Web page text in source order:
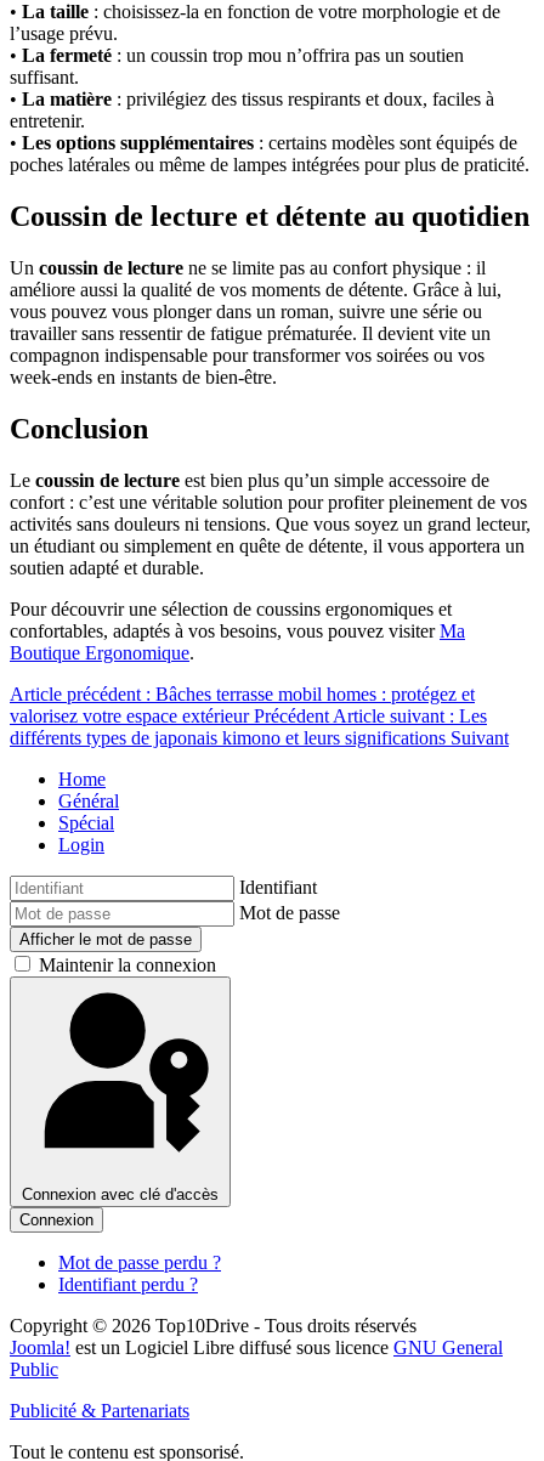
• La taille : choisissez-la en fonction de votre morphologie et de
l’usage prévu.
• La fermeté : un coussin trop mou n’offrira pas un soutien
suffisant.
• La matière : privilégiez des tissus respirants et doux, faciles à
entretenir.
• Les options supplémentaires : certains modèles sont équipés de
poches latérales ou même de lampes intégrées pour plus de praticité.
Coussin de lecture et détente au quotidien
Un coussin de lecture ne se limite pas au confort physique : il
améliore aussi la qualité de vos moments de détente. Grâce à lui,
vous pouvez vous plonger dans un roman, suivre une série ou
travailler sans ressentir de fatigue prématurée. Il devient vite un
compagnon indispensable pour transformer vos soirées ou vos
week-ends en instants de bien-être.
Conclusion
Le coussin de lecture est bien plus qu’un simple accessoire de
confort : c’est une véritable solution pour profiter pleinement de vos
activités sans douleurs ni tensions. Que vous soyez un grand lecteur,
un étudiant ou simplement en quête de détente, il vous apportera un
soutien adapté et durable.
Pour découvrir une sélection de coussins ergonomiques et
confortables, adaptés à vos besoins, vous pouvez visiterMa
Boutique Ergonomique.
Article précédent : Bâches terrasse mobil homes : protégez et
valorisez votre espace extérieurPrécédent Article suivant : Les
différents types de japonais kimono et leurs significations Suivant
Home
Général
Spécial
Login
Identifiant
Mot de passe
Afficher le mot de passe
Maintenir la connexion
Connexion avec clé d'accès
Connexion
Mot de passe perdu ?
Identifiant perdu ?
Copyright © 2026 Top10Drive - Tous droits réservés
Joomla! est un Logiciel Libre diffusé sous licence GNU General
Public
Publicité & Partenariats
Tout le contenu est sponsorisé.